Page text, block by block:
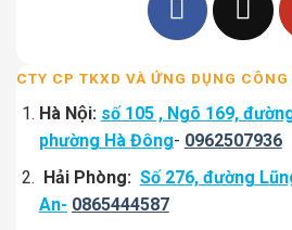
CTY CP TKXD VÀ ỨNG DỤNG
Hà Nội: số 105 , Ngõ 169,
phường Hà Đông- 0962507936
Hải Phòng: Số 276, đường
An- 0865444587